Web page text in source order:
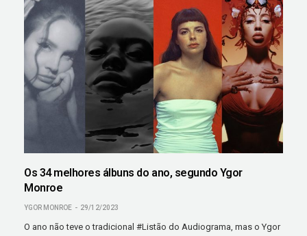
Os 34 melhores álbuns do ano, segundo Ygor
Monroe
YGOR MONROE 29/12/2023
O ano não teve o tradicional #Listão do Audiograma, mas o Ygor